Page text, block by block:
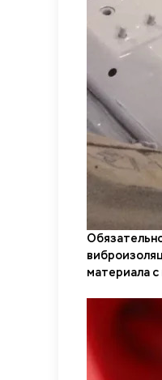
материала